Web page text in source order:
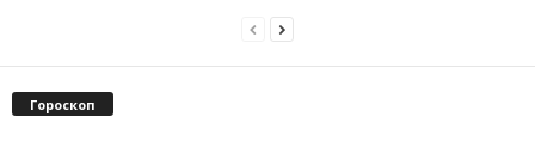
Гороскоп